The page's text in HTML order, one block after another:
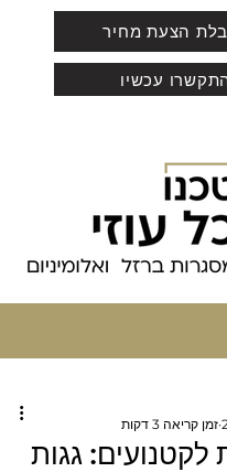
הצעת מחיר
עכשיו
לקטנועים: גגות
זמן קריאה 3 דקות